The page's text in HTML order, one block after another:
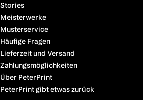
Stories
Meisterwerke
Musterservice
Häufige Fragen
Lieferzeit und Versand
Zahlungsmöglichkeiten
Über PeterPrint
PeterPrint gibt etwas zurück